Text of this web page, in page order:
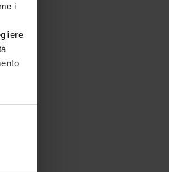
i